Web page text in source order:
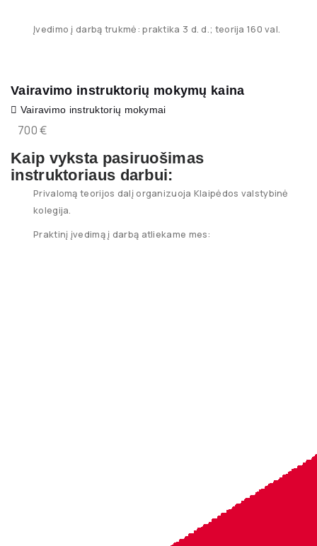
Įvedimo į darbą trukmė: praktika 3 d. d.; teorija 160 val.
Vairavimo instruktorių mokymų kaina
Vairavimo instruktorių mokymai
700 €
Kaip vyksta pasiruošimas
instruktoriaus darbui:
Privalomą teorijos dalį organizuoja Klaipėdos valstybinė
kolegija.
Praktinį įvedimą į darbą atliekame mes: